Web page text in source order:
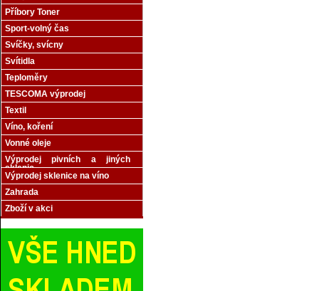
Příbory Toner
Sport-volný čas
Svíčky, svícny
Svítidla
Teploměry
TESCOMA výprodej
Textil
Víno, koření
Vonné oleje
Výprodej pivních a jiných
sklenic
Výprodej sklenice na víno
Zahrada
Zboží v akci